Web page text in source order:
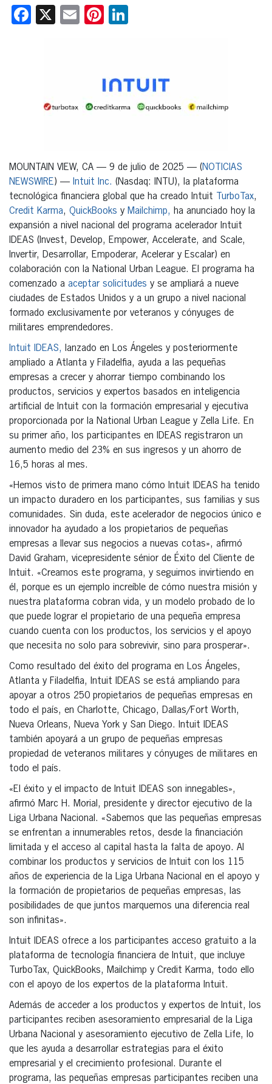
Facebook
X EmailPinterest
MOUNTAIN VIEW, CA — 9 de julio de 2025 — (NOTICIAS
NEWSWIRE) — Intuit Inc. (Nasdaq: INTU), la plataforma
tecnológica financiera global que ha creado Intuit TurboTax,
Credit Karma, QuickBooks y Mailchimp, ha anunciado hoy la
expansión a nivel nacional del programa acelerador Intuit
IDEAS (Invest, Develop, Empower, Accelerate, and Scale,
Invertir, Desarrollar, Empoderar, Acelerar y Escalar) en
colaboración con la National Urban League. El programa ha
comenzado a aceptar solicitudes y se ampliará a nueve
ciudades de Estados Unidos y a un grupo a nivel nacional
formado exclusivamente por veteranos y cónyuges de
militares emprendedores.
Intuit IDEAS,
lanzado en Los Ángeles y posteriormente
ampliado a Atlanta y Filadelfia, ayuda a las pequeñas
empresas a crecer y ahorrar tiempo combinando los
productos, servicios y expertos basados en inteligencia
artificial de Intuit con la formación empresarial y ejecutiva
proporcionada por la National Urban League y Zella Life. En
su primer año, los participantes en IDEAS registraron un
aumento medio del 23% en sus ingresos y un ahorro de
16,5 horas al mes.
«Hemos visto de primera mano cómo Intuit IDEAS ha tenido
un impacto duradero en los participantes, sus familias y sus
comunidades. Sin duda, este acelerador de negocios único e
innovador ha ayudado a los propietarios de pequeñas
empresas a llevar sus negocios a nuevas cotas», afirmó
David Graham, vicepresidente sénior de Éxito del Cliente de
Intuit. «Creamos este programa, y seguimos invirtiendo en
él, porque es un ejemplo increíble de cómo nuestra misión y
nuestra plataforma cobran vida, y un modelo probado de lo
que puede lograr el propietario de una pequeña empresa
cuando cuenta con los productos, los servicios y el apoyo
que necesita no solo para sobrevivir, sino para prosperar».
Como resultado del éxito del programa en Los Ángeles,
Atlanta y Filadelfia, Intuit IDEAS se está ampliando para
apoyar a otros 250 propietarios de pequeñas empresas en
todo el país, en Charlotte, Chicago, Dallas/Fort Worth,
Nueva Orleans, Nueva York y San Diego. Intuit IDEAS
también apoyará a un grupo de pequeñas empresas
propiedad de veteranos militares y cónyuges de militares en
todo el país.
«El éxito y el impacto de Intuit IDEAS son innegables»,
afirmó Marc H. Morial, presidente y director ejecutivo de la
Liga Urbana Nacional. «Sabemos que las pequeñas empresas
se enfrentan a innumerables retos, desde la financiación
limitada y el acceso al capital hasta la falta de apoyo. Al
combinar los productos y servicios de Intuit con los 115
años de experiencia de la Liga Urbana Nacional en el apoyo y
la formación de propietarios de pequeñas empresas, las
posibilidades de que juntos marquemos una diferencia real
son infinitas».
Intuit IDEAS ofrece a los participantes acceso gratuito a la
plataforma de tecnología financiera de Intuit, que incluye
TurboTax, QuickBooks, Mailchimp y Credit Karma, todo ello
con el apoyo de los expertos de la plataforma Intuit.
Además de acceder a los productos y expertos de Intuit, los
participantes reciben asesoramiento empresarial de la Liga
Urbana Nacional y asesoramiento ejecutivo de Zella Life, lo
que les ayuda a desarrollar estrategias para el éxito
empresarial y el crecimiento profesional. Durante el
programa, las pequeñas empresas participantes reciben una